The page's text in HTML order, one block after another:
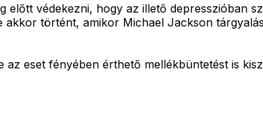
védekezni, hogy az illető depresszióban
történt, amikor Michael Jackson
eset fényében érthető mellékbüntetést is